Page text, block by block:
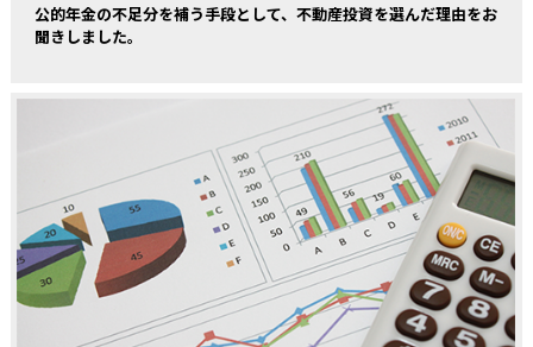
公的年金の不足分を補う手段として、不動産投資を選んだ理由をお
聞きしました。